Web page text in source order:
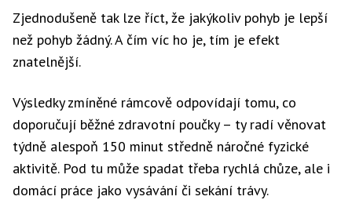
Zjednodušeně tak lze říct, že jakýkoliv pohyb je lepší
než pohyb žádný. A čím víc ho je, tím je efekt
znatelnější.
Výsledky zmíněné rámcově odpovídají tomu, co
doporučují běžné zdravotní poučky – ty radí věnovat
týdně alespoň 150 minut středně náročné fyzické
aktivitě. Pod tu může spadat třeba rychlá chůze, ale i
domácí práce jako vysávání či sekání trávy.